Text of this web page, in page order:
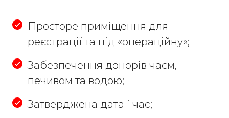
Просторе приміщення для
реєстрації та під «операційну»;
Забезпечення донорів чаєм,
печивом та водою;
Затверджена дата і час;